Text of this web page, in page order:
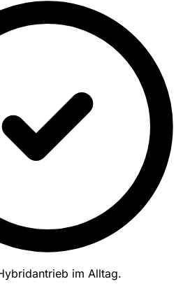
im Alltag.